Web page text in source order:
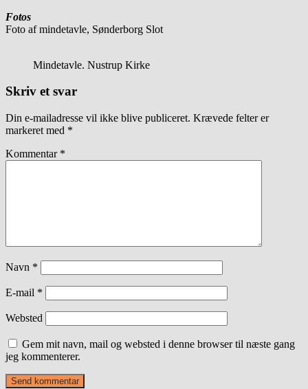
Fotos
Foto af mindetavle, Sønderborg Slot
Mindetavle. Nustrup Kirke
Skriv et svar
Din e-mailadresse vil ikke blive publiceret. Krævede felter er
markeret med *
Kommentar *
Navn *
E-mail *
Websted
Gem mit navn, mail og websted i denne browser til næste gang
jeg kommenterer.